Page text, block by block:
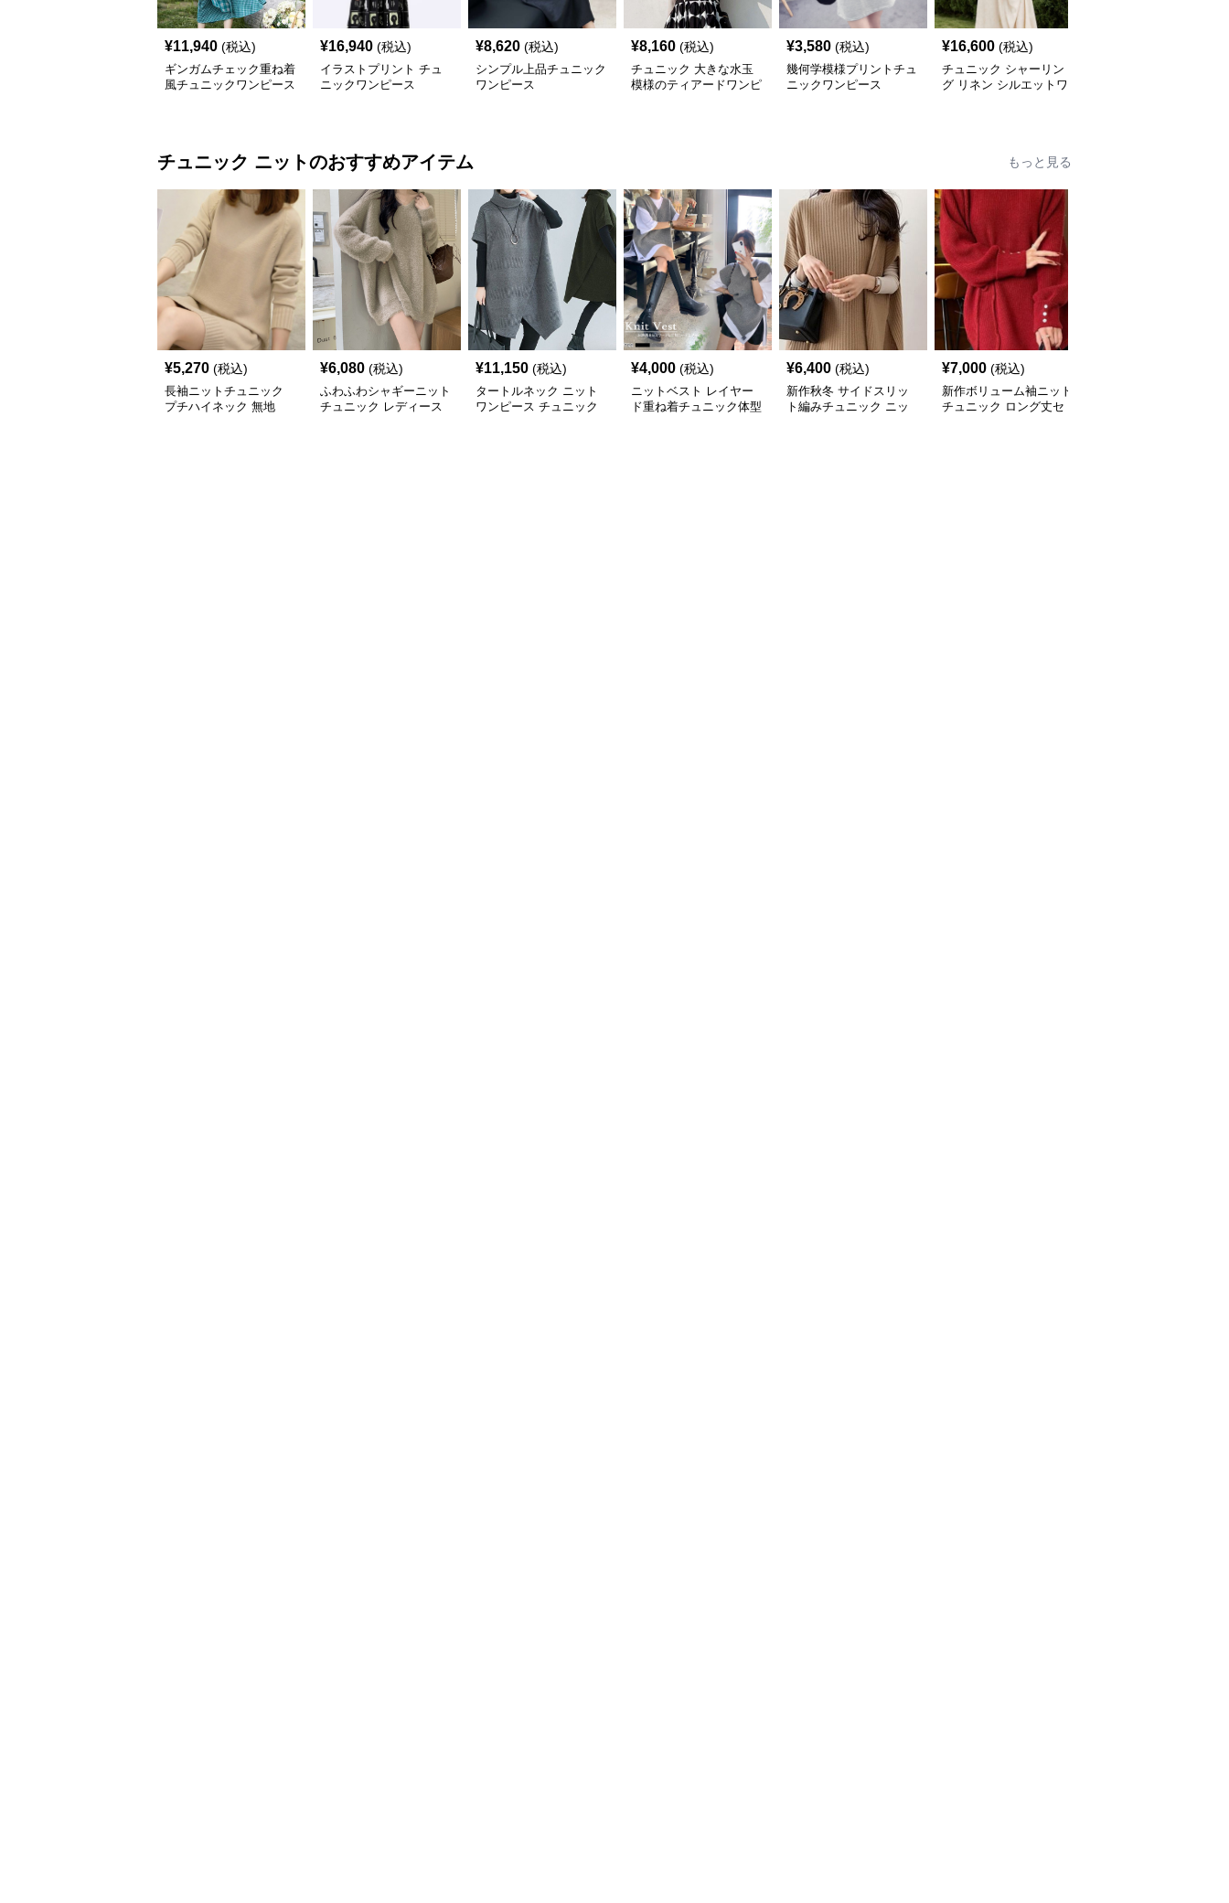
¥11,940 (税込)
ギンガムチェック重ね着
風チュニックワンピース
¥16,940 (税込)
イラストプリント チュ
ニックワンピース
¥8,620 (税込)
シンプル上品チュニック
ワンピース
¥8,160 (税込)
チュニック 大きな水玉
模様のティアードワンピ
¥3,580 (税込)
幾何学模様プリントチュ
ニックワンピース
¥16,600 (税込)
チュニック シャーリン
グ リネン シルエットワ
チュニック ニットのおすすめアイテム もっと見る
¥5,270 (税込)
長袖ニットチュニック
プチハイネック 無地
¥6,080 (税込)
ふわふわシャギーニット
チュニック レディース
¥11,150 (税込)
タートルネック ニット
ワンピース チュニック
¥4,000 (税込)
ニットベスト レイヤー
ド重ね着チュニック体型
¥6,400 (税込)
新作秋冬 サイドスリッ
ト編みチュニック ニッ
¥7,000 (税込)
新作ボリューム袖ニット
チュニック ロング丈セ